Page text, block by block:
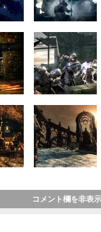
コメント欄を非表示